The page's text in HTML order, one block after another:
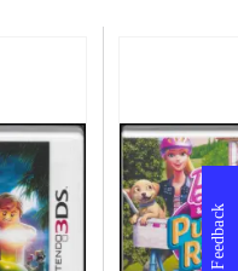
Feedback